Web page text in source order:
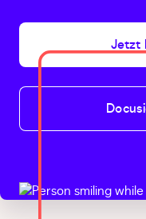
Jetzt